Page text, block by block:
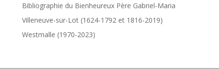
Bibliographie du Bienheureux Père Gabriel-Maria
Villeneuve-sur-Lot (1624-1792 et 1816-2019)
Westmalle (1970-2023)